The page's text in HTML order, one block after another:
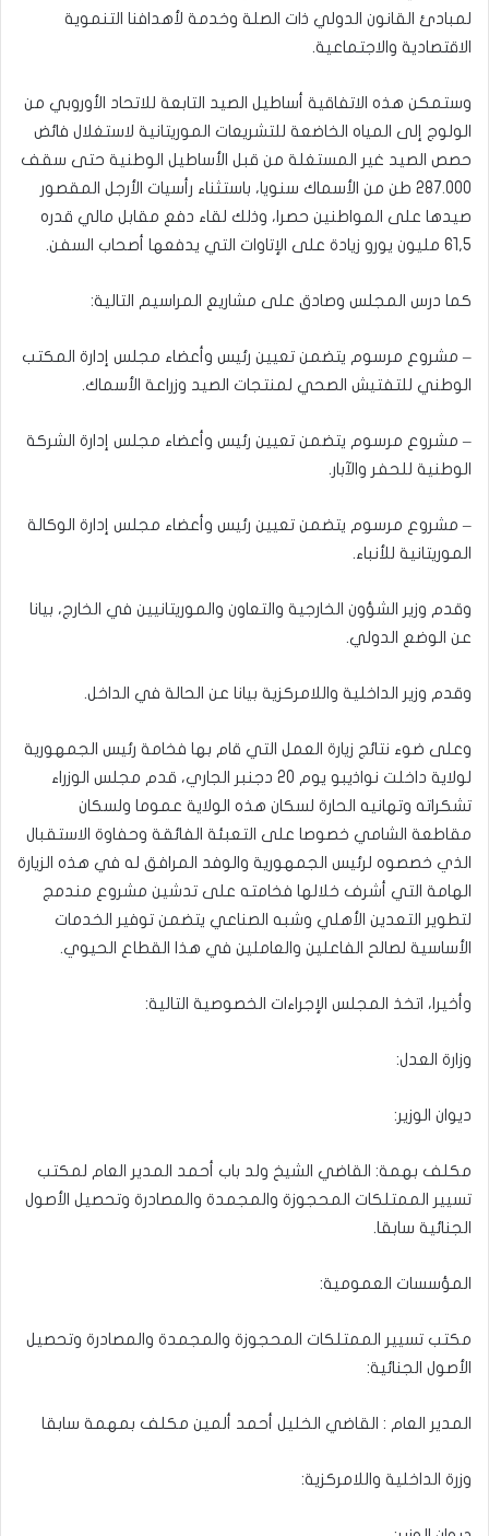
لمبادئ القانون الدولي ذات الصلة وخدمة لأهدافنا التنموية
الاقتصادية والاجتماعية.
وستمكن هذه الاتفاقية أساطيل الصيد التابعة للاتحاد الأوروبي من
الولوج إلى المياه الخاضعة للتشريعات الموريتانية لاستغلال فائض
حصص الصيد غير المستغلة من قبل الأساطيل الوطنية حتى سقف
287.000 طن من الأسماك سنويا، باستثناء رأسيات الأرجل المقصور
صيدها على المواطنين حصرا، وذلك لقاء دفع مقابل مالي قدره
61,5 مليون يورو زيادة على الإتاوات التي يدفعها أصحاب السفن.
كما درس المجلس وصادق على مشاريع المراسيم التالية:
– مشروع مرسوم يتضمن تعيين رئيس وأعضاء مجلس إدارة المكتب
الوطني للتفتيش الصحي لمنتجات الصيد وزراعة الأسماك.
– مشروع مرسوم يتضمن تعيين رئيس وأعضاء مجلس إدارة الشركة
الوطنية للحفر والآبار.
– مشروع مرسوم يتضمن تعيين رئيس وأعضاء مجلس إدارة الوكالة
الموريتانية للأنباء.
وقدم وزير الشؤون الخارجية والتعاون والموريتانيين في الخارج، بيانا
عن الوضع الدولي.
وقدم وزير الداخلية واللامركزية بيانا عن الحالة في الداخل.
وعلى ضوء نتائج زيارة العمل التي قام بها فخامة رئيس الجمهورية
لولاية داخلت نواذيبو يوم 20 دجنبر الجاري، قدم مجلس الوزراء
تشكراته وتهانيه الحارة لسكان هذه الولاية عموما ولسكان
مقاطعة الشامي خصوصا على التعبئة الفائقة وحفاوة الاستقبال
الذي خصصوه لرئيس الجمهورية والوفد المرافق له في هذه الزيارة
الهامة التي أشرف خلالها فخامته على تدشين مشروع مندمج
لتطوير التعدين الأهلي وشبه الصناعي يتضمن توفير الخدمات
الأساسية لصالح الفاعلين والعاملين في هذا القطاع الحيوي.
وأخيرا، اتخذ المجلس الإجراءات الخصوصية التالية:
وزارة العدل:
ديوان الوزير:
مكلف بهمة: القاضي الشيخ ولد باب أحمد المدير العام لمكتب
تسيير الممتلكات المحجوزة والمجمدة والمصادرة وتحصيل الأصول
الجنائية سابقا.
المؤسسات العمومية:
مكتب تسيير الممتلكات المحجوزة والمجمدة والمصادرة وتحصيل
الأصول الجنائية:
المدير العام : القاضي الخليل أحمد ألمين مكلف بمهمة سابقا
وزرة الداخلية واللامركزية: